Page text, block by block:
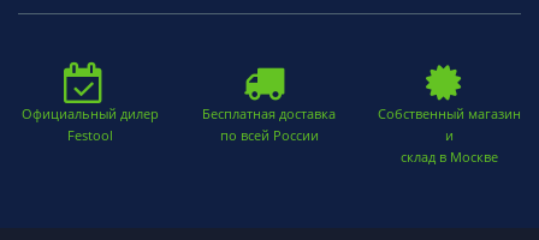
Официальный дилер
Festool
Бесплатная доставка
по всей России
Собственный магазин
и
склад в Москве